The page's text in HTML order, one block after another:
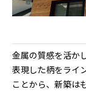
金属の質感を活か
表現した柄をライ
ことから、新築は